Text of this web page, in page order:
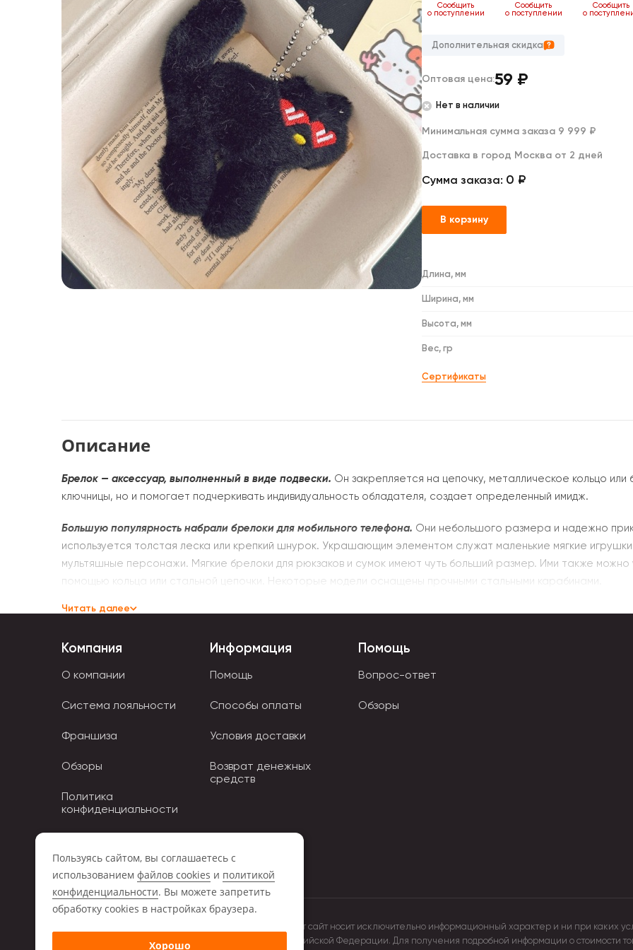
Дакимакуры
Декоративные подушки
Мягкие игрушки
Сообщить
о поступлении
Сообщить
о поступлении
Сообщить
о
Дополнительная скидка
Оптовая цена:59 ₽
Нет в наличии
Минимальная сумма заказа 9 999 ₽
Доставка в город Москва от 2 дней
Сумма заказа: 0 ₽
В корзину
Длина, мм
Ширина, мм
Высота, мм
Вес, гр
Сертификаты
Описание
Брелок — аксессуар, выполненный в виде подвески. Он закрепляется на цепочку, металлическое кольцо
ключницы, но и помогает подчеркивать индивидуальность обладателя, создает определенный имидж.
Большую популярность набрали брелоки для мобильного телефона. Они небольшого размера и надежно
используется толстая леска или крепкий шнурок. Украшающим элементом служат маленькие мягкие
мультяшные персонажи. Мягкие брелоки для рюкзаков и сумок имеют чуть больший размер. Ими также можно
помощью кольца или стальной цепочки. Некоторые модели оснащены прочными стальными карабинами.
Игрушки на брелоках изготовлены из качественного плюша, искусственного меха и гипоаллергенного
Читать далее
Компания
О компании
Система лояльности
Франшиза
Обзоры
Политика
конфиденциальности
Информация
Помощь
Способы оплаты
Условия доставки
Возврат денежных
средств
Помощь
Вопрос-ответ
Обзоры
Обращаем ваше внимание на то, что данный интернет сайт носит исключительно информационный характер и ни при каких
положениями Статьи 437 (2) Гражданского кодекса Российской Федерации. Для получения подробной информации о стоимости
Пользуясь сайтом, вы соглашаетесь с
использованием файлов cookies и политикой
конфиденциальности. Вы можете запретить
обработку сookies в настройках браузера.
Хорошо